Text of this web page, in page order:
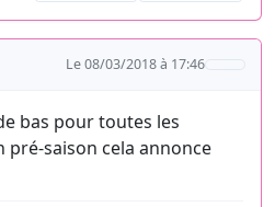
Le 08/03/2018 à 17:46
bas pour toutes les
pré-saison cela annonce